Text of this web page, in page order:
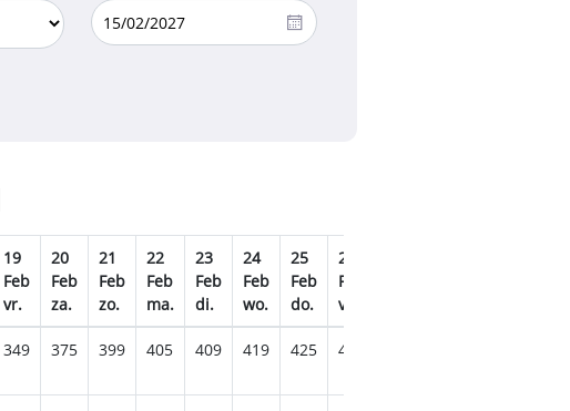
19
Feb
vr.
20
Feb
za.
21
Feb
zo.
22
Feb
ma.
23
Feb
di.
24
Feb
wo.
25
Feb
do.
26
Feb
vr.
349 375 399 405 409 419 425 409